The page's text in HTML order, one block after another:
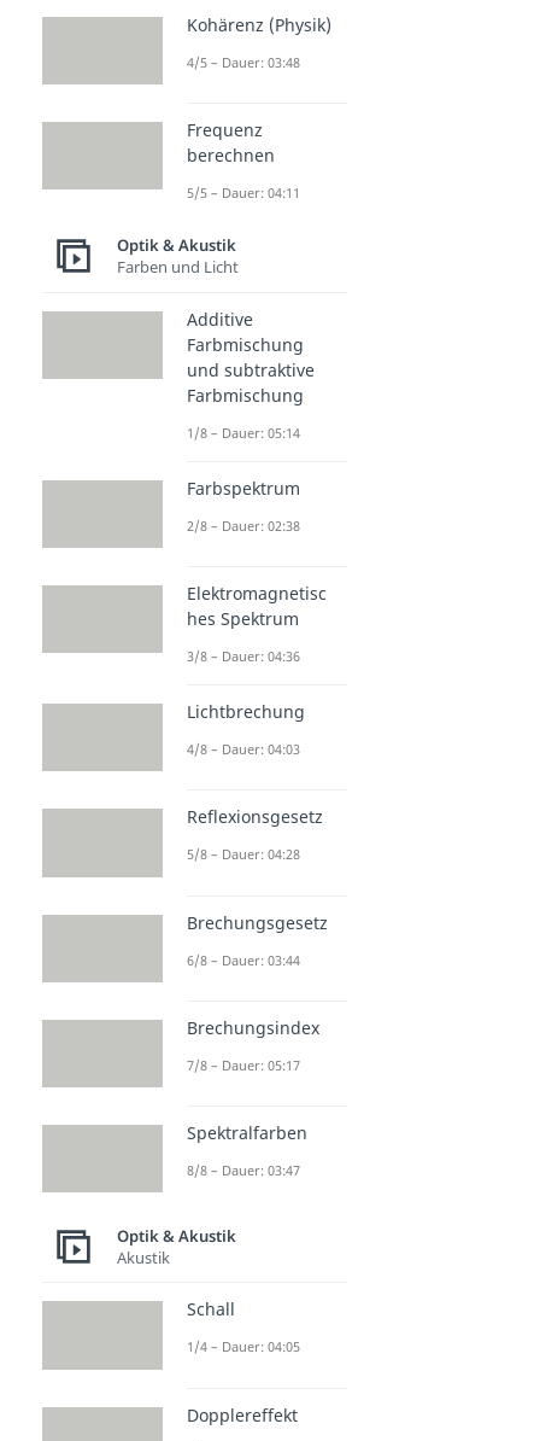
Kohärenz (Physik)
4/5 – Dauer: 03:48
Frequenz
berechnen
5/5 – Dauer: 04:11
Optik & Akustik
Farben und Licht
Additive
Farbmischung
und subtraktive
Farbmischung
1/8 – Dauer: 05:14
Farbspektrum
2/8 – Dauer: 02:38
Elektromagnetisc
hes Spektrum
3/8 – Dauer: 04:36
Lichtbrechung
4/8 – Dauer: 04:03
Reflexionsgesetz
5/8 – Dauer: 04:28
Brechungsgesetz
6/8 – Dauer: 03:44
Brechungsindex
7/8 – Dauer: 05:17
Spektralfarben
8/8 – Dauer: 03:47
Optik & Akustik
Akustik
Schall
1/4 – Dauer: 04:05
Dopplereffekt